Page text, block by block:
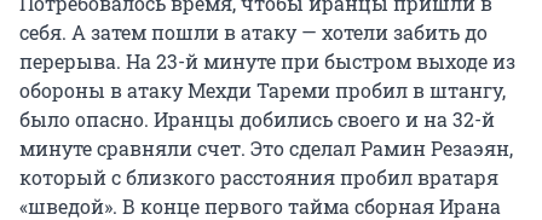
себя. А затем пошли в атаку — хотели забить до
перерыва. На 23-й минуте при быстром выходе из
обороны в атаку Мехди Тареми пробил в штангу,
было опасно. Иранцы добились своего и на 32-й
минуте сравняли счет. Это сделал Рамин Резаэян,
который с близкого расстояния пробил вратаря
«шведой». В конце первого тайма сборная Ирана